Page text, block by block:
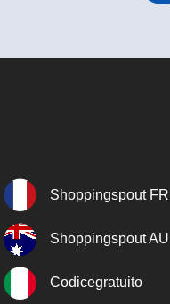
Shoppingspout FR
Shoppingspout AU
Codicegratuito